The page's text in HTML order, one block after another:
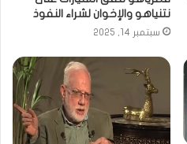
نتنياهو والإخوان لشراء النفوذ
سبتمبر 14, 2025